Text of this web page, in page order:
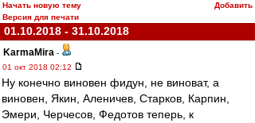
Начать новую тему
Добавить
Версия для печати
01.10.2018 - 31.10.2018
KarmaMira -
01 окт 2018 02:12
Ну конечно виновен фидун, не виноват, а
виновен, Якин, Аленичев, Старков, Карпин,
Эмери, Черчесов, Федотов теперь, к